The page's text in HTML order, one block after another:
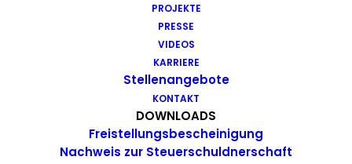
PROJEKTE
PRESSE
VIDEOS
KARRIERE
Stellenangebote
KONTAKT
DOWNLOADS
Freistellungsbescheinigung
Nachweis zur Steuerschuldnerschaft
Du hast Bock auf einen Job mit
Action. Bewirb dich ganz einfach
ZU DEN STELLENANGEBOTEN